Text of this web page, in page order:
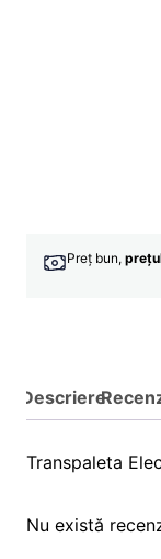
Preț bun,
Descriere
Transpaleta
Nu există